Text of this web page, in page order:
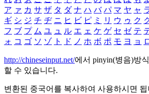
ア ァ カ サ ザ タ ダ ナ ハ バ パ マ ヤ ャ
ギ シ ジ チ ヂ ニ ヒ ビ ピ ミ リ ウ ゥ ク
フ ブ プ ム ユ ュ ル エ ェ ケ ゲ セ ゼ テ
ォ コ ゴ ソ ゾ ト ド ノ ホ ボ ポ モ ヨ ョ
http://chineseinput.net/에서 pinyin(병음)방
할 수 있습니다.
변환된 중국어를 복사하여 사용하시면 됩